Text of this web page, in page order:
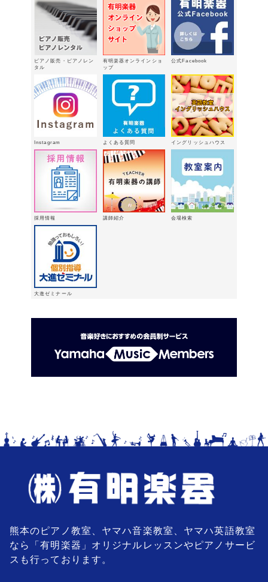
ックシリーズセミナー Vol,1』講座の
お知らせ 2026年4月14日
新型エレクトーン「ELS03シリーズ」
3/15（日）健軍で日曜体験ＤＡＹ
2月18日
有明楽器オンステージ開催しました～
2026年2月16日
八代支店情報：年末年始特別販売企画
実施中！！ 2026年1月9日
「ウィンターパーティー」を開催しま
した。 2025年12月21日
ピアノ販売・ピアノレン
タル
有明楽器オンラインショ
ップ
公式Facebook
Instagram よくある質問 イングリッシュハウス
採用情報 講師紹介 会場検索
大進ゼミナール
熊本のピアノ教室、ヤマハ音楽教室、ヤマハ英語教室
なら「有明楽器」オリジナルレッスンやピアノサービ
スも行っております。